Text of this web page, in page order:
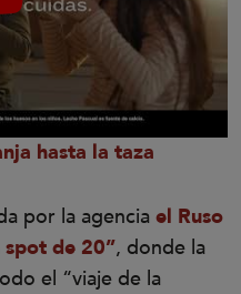
hasta la taza
por la agencia el Ruso
spot de 20”, donde la
el “viaje de la